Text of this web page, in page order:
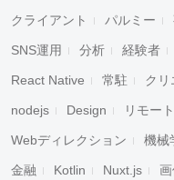
クライアント パルミー
SNS運用 分析 経験者
React Native 常駐 クリ
nodejs Design リモー
Webディレクション 機械
金融 Kotlin Nuxt.js